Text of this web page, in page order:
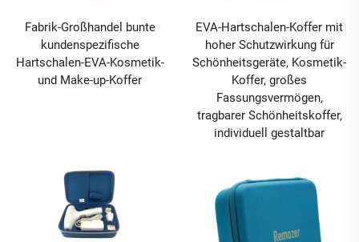
Fabrik-Großhandel bunte
kundenspezifische
Hartschalen-EVA-Kosmetik-
und Make-up-Koffer
EVA-Hartschalen-Koffer mit
hoher Schutzwirkung für
Schönheitsgeräte, Kosmetik-
Koffer, großes
Fassungsvermögen,
tragbarer Schönheitskoffer,
individuell gestaltbar